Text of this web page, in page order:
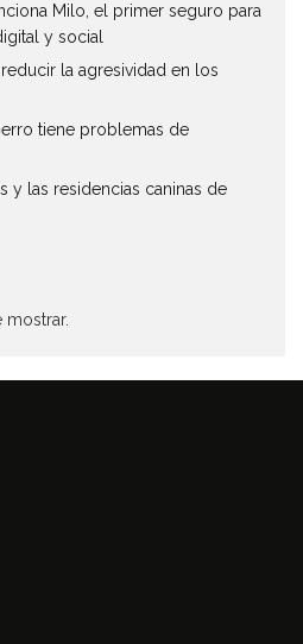
Milo, el primer seguro para
y social
la agresividad en los
tiene problemas de
y las residencias caninas de
mostrar.